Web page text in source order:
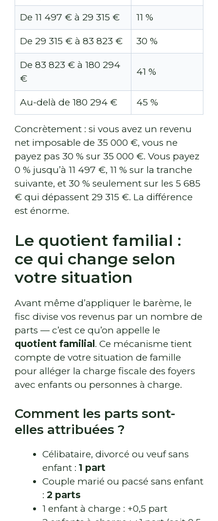
De 11 497 € à 29 315 € 11 %
De 29 315 € à 83 823 € 30 %
De 83 823 € à 180 294
€
41 %
Au-delà de 180 294 € 45 %
Concrètement : si vous avez un revenu
net imposable de 35 000 €, vous ne
payez pas 30 % sur 35 000 €. Vous payez
0 % jusqu’à 11 497 €, 11 % sur la tranche
suivante, et 30 % seulement sur les 5 685
€ qui dépassent 29 315 €. La différence
est énorme.
Le quotient familial :
ce qui change selon
votre situation
Avant même d’appliquer le barème, le
fisc divise vos revenus par un nombre de
parts — c’est ce qu’on appelle le
quotient familial . Ce mécanisme tient
compte de votre situation de famille
pour alléger la charge fiscale des foyers
avec enfants ou personnes à charge.
Comment les parts sont-
elles attribuées ?
Célibataire, divorcé ou veuf sans
enfant : 1 part
Couple marié ou pacsé sans enfant
: 2 parts
1 enfant à charge : +0,5 part